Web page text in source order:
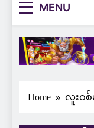
MENU
Home လူးဝ